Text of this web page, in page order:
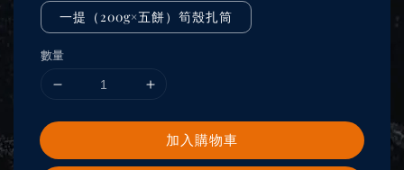
一提（200g×五餅）筍殼扎筒
數量
加入購物車